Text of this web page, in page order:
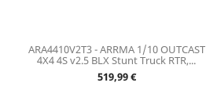
ARA4410V2T3 - ARRMA 1/10 OUTCAST
4X4 4S v2.5 BLX Stunt Truck RTR,...
Prix
519,99 €